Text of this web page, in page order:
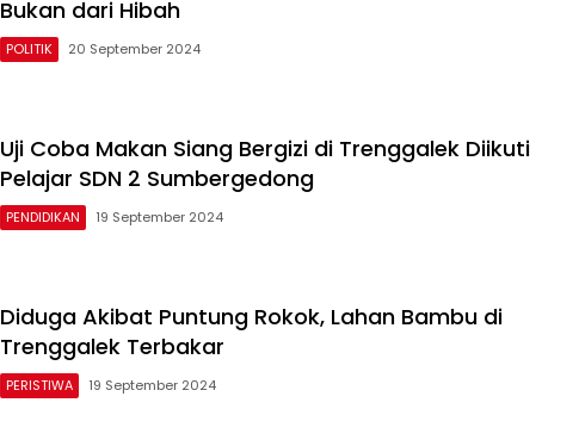
Bukan dari Hibah
POLITIK 20 September 2024
Uji Coba Makan Siang Bergizi di Trenggalek Diikuti
Pelajar SDN 2 Sumbergedong
PENDIDIKAN 19 September 2024
Diduga Akibat Puntung Rokok, Lahan Bambu di
Trenggalek Terbakar
PERISTIWA 19 September 2024